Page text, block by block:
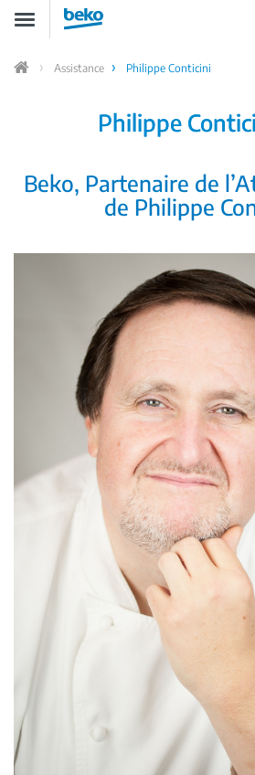
principal
Toggle
navigation
Home
Assistance Philippe Conticini
Philippe
Beko, Partenaire de
de Philippe